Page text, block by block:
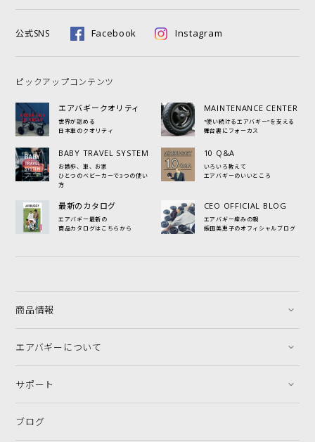
公式SNS Facebook Instagram
ピックアップコンテンツ
エアバギークオリティ
世界が認める
日本車のクオリティ
MAINTENANCE CENTER
"使い続けるエアバギー"を支える
舞台裏にフォーカス
BABY TRAVEL SYSTEM
お散歩、車、お家
ひとつのベビーカーで3つの使い
方
10 Q&A
いろいろ教えて
エアバギーのいいところ
最新のカタログ
エアバギー最新の
商品カタログはこちらから
CEO OFFICIAL BLOG
エアバギー産みの親
飯田美恵子のオフィシャルブログ
商品情報
エアバギーについて
サポート
ブログ